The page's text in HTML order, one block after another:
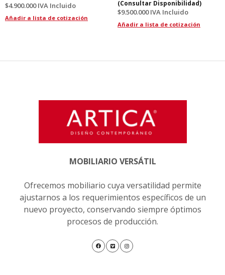
$4.900.000IVA Incluido
Añadir a lista de cotización
(Consultar Disponibilidad)
$9.500.000IVA Incluido
Añadir a lista de cotización
MOBILIARIO VERSÁTIL
Ofrecemos mobiliario cuya versatilidad permite
ajustarnos a los requerimientos específicos de un
nuevo proyecto, conservando siempre óptimos
procesos de producción.